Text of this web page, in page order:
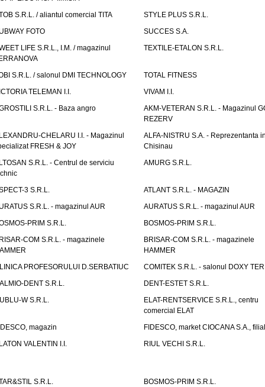
S.R.L. / aliantul comercial TITA
STYLE PLUS S.R.L.
FOTO
SUCCES S.A.
LIFE S.R.L., I.M. / magazinul
TEXTILE-ETALON S.R.L.
S.R.L. / salonul DMI TECHNOLOGY
TOTAL FITNESS
TELEMAN I.I.
VIVAM I.I.
S.R.L. - Baza angro
AKM-VETERAN S.R.L. - Magazinul
REZERV
CHELARU I.I. - Magazinul
FRESH & JOY
ALFA-NISTRU S.A. - Reprezentanta
Chisinau
S.R.L. - Centrul de serviciu
AMURG S.R.L.
3 S.R.L.
ATLANT S.R.L. - MAGAZIN
S.R.L. - magazinul AUR
AURATUS S.R.L. - magazinul AUR
PRIM S.R.L.
BOSMOS-PRIM S.R.L.
COM S.R.L. - magazinele
BRISAR-COM S.R.L. - magazinele
HAMMER
PROFESORULUI D.SERBATIUC
COMITEK S.R.L. - salonul DOXY
DENT S.R.L.
DENT-ESTET S.R.L.
W S.R.L.
ELAT-RENTSERVICE S.R.L., centru
comercial ELAT
magazin
FIDESCO, market CIOCANA S.A.,
VALENTIN I.I.
RIUL VECHI S.R.L.
S.R.L.
BOSMOS-PRIM S.R.L.